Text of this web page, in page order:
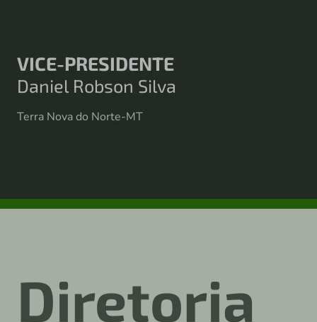
VICE-PRESIDENTE
Daniel Robson Silva
Terra Nova do Norte-MT
Diretoria